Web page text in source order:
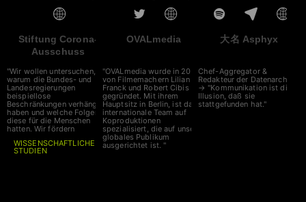
Stiftung Corona-
Ausschuss
"Wir wollen untersuchen,
warum die Bundes- und
Landesregierungen
beispiellose
Beschränkungen verhängt
haben und welche Folgen
diese für die Menschen
hatten. Wir fördern
WISSENSCHAFTLICHE
STUDIEN
OVALmedia
"OVALmedia wurde in 2002
von Filmemachern Lilian
Franck und Robert Cibis
gegründet. Mit ihrem
Hauptsitz in Berlin, ist das
internationale Team auf
Koproduktionen
spezialisiert, die auf unser
globales Publikum
ausgerichtet ist. "
大名 Asphyx
Chef-Aggregator &
Redakteur der Datenarche
→ "Kommunikation ist die
Illusion, daß sie
stattgefunden hat."